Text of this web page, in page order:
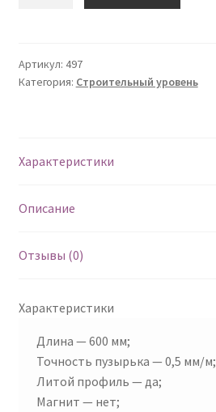
Артикул: 497
Категория: Строительный уровень
Характеристики
Описание
Отзывы (0)
Характеристики
Длина — 600 мм;
Точность пузырька — 0,5 мм/м;
Литой профиль — да;
Магнит — нет;